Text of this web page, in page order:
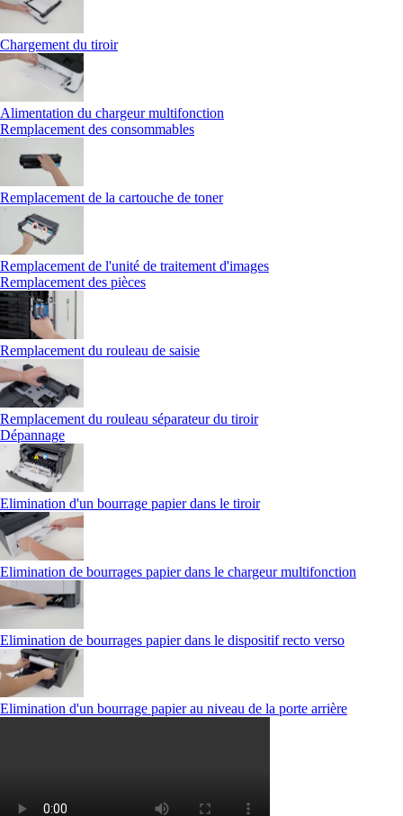
Chargement du tiroir
Alimentation du chargeur multifonction
Remplacement des consommables
Remplacement de la cartouche de toner
Remplacement de l'unité de traitement d'images
Remplacement des pièces
Remplacement du rouleau de saisie
Remplacement du rouleau séparateur du tiroir
Dépannage
Elimination d'un bourrage papier dans le tiroir
Elimination de bourrages papier dans le chargeur multifonction
Elimination de bourrages papier dans le dispositif recto verso
Elimination d'un bourrage papier au niveau de la porte arrière